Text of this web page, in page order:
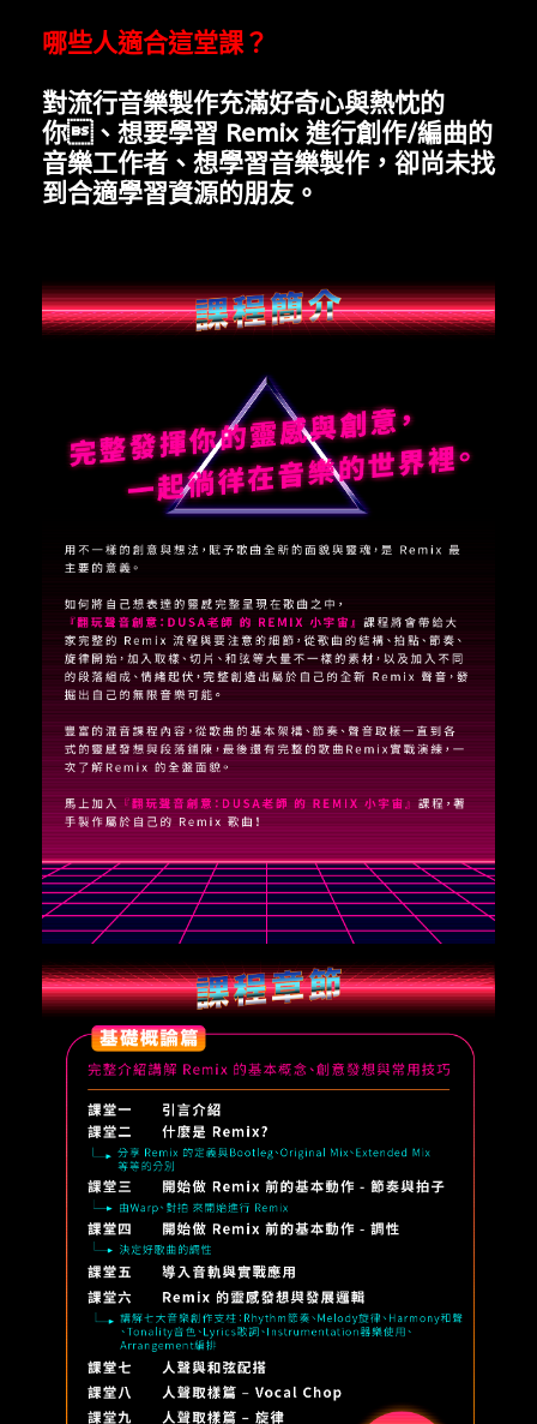
哪些人適合這堂課？
對流行音樂製作充滿好奇心與熱忱的
你、想要學習 Remix 進行創作/編曲的
音樂工作者、 想學習音樂製作，卻尚未找
到合適學習資源的朋友。